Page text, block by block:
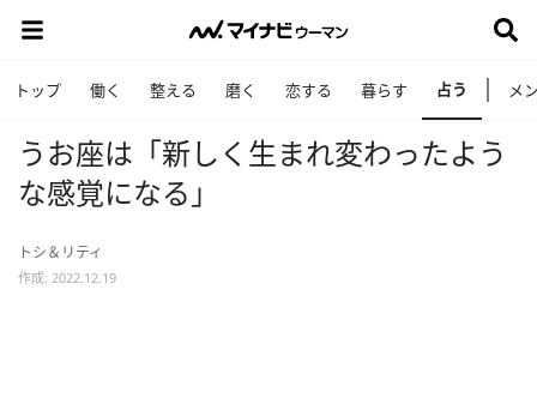
トップ 働く 整える 磨く 恋する 暮らす 占う メ
うお座は「新しく生まれ変わったよう
な感覚になる」
トシ＆リティ
作成: 2022.12.19